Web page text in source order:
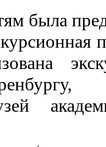
была